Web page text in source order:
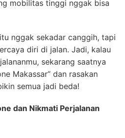
mobilitas tinggi nggak bisa
nggak sekadar canggih, tapi
diri di jalan. Jadi, kalau
sekarang saatnya
Makassar” dan rasakan
semua jadi beda!
dan Nikmati Perjalanan